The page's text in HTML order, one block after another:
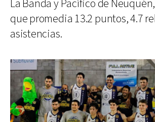
La Banda y Pacífico de
que promedia 13.2 puntos, 4.7
asistencias.